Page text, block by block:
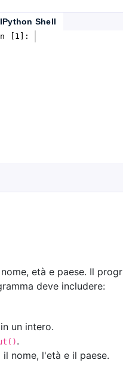
IPython Shell
[1]:
età e paese. Il
deve includere:
un intero.
.
nome, l'età e il paese.